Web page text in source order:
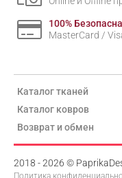
100%
MasterCard /
Каталог тканей
Каталог ковров
Возврат и обмен
2018 - 2026 ©
Политика